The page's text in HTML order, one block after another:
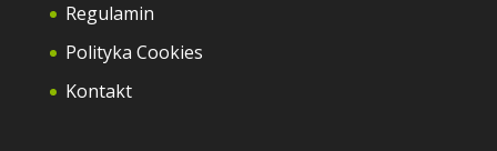
Regulamin
Polityka Cookies
Kontakt